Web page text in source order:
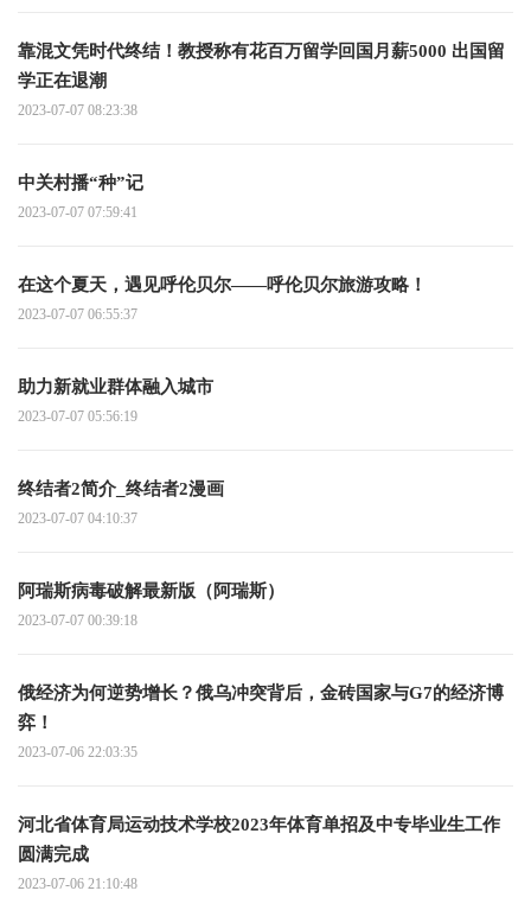
靠混文凭时代终结！教授称有花百万留学回国月薪5000 出国留
学正在退潮
2023-07-07 08:23:38
中关村播“种”记
2023-07-07 07:59:41
在这个夏天，遇见呼伦贝尔——呼伦贝尔旅游攻略！
2023-07-07 06:55:37
助力新就业群体融入城市
2023-07-07 05:56:19
终结者2简介_终结者2漫画
2023-07-07 04:10:37
阿瑞斯病毒破解最新版（阿瑞斯）
2023-07-07 00:39:18
俄经济为何逆势增长？俄乌冲突背后，金砖国家与G7的经济博
弈！
2023-07-06 22:03:35
河北省体育局运动技术学校2023年体育单招及中专毕业生工作
圆满完成
2023-07-06 21:10:48